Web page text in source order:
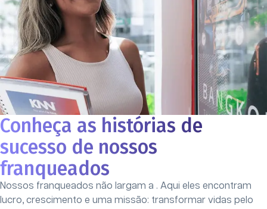
Conheça as histórias de
sucesso de nossos
franqueados
Nossos franqueados não largam a . Aqui eles encontram
lucro, crescimento e uma missão: transformar vidas pelo